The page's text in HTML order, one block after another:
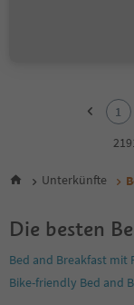
6
9
11
12
1
Unterkünfte
Die besten
Bed and Breakfast mit
Bike-friendly Bed and